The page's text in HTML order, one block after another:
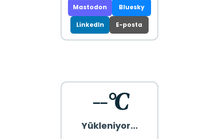
Mastodon Bluesky
LinkedIn E-posta
--°C
Yükleniyor...